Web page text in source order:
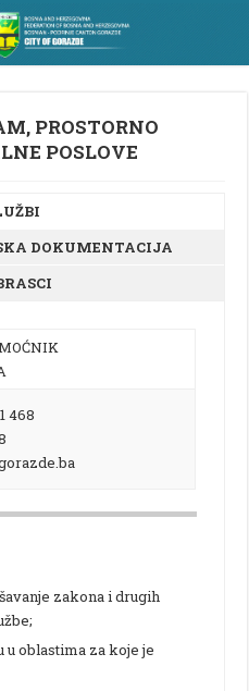
PROSTORNO
POSLOVE
DOKUMENTACIJA
468
zakona i drugih
oblastima za koje je